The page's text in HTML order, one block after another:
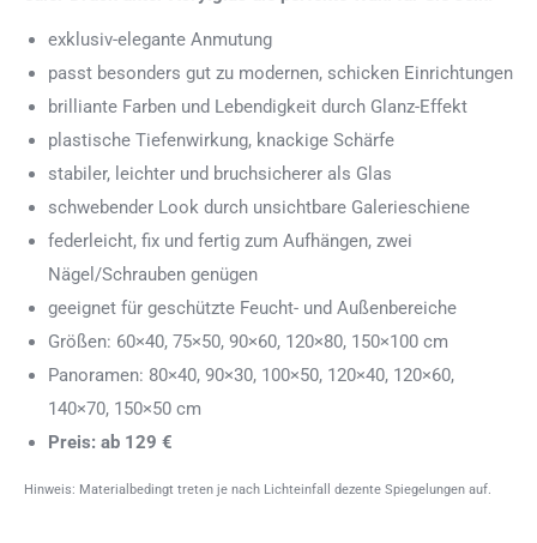
exklusiv-elegante Anmutung
passt besonders gut zu modernen, schicken Einrichtungen
brilliante Farben und Lebendigkeit durch Glanz-Effekt
plastische Tiefenwirkung, knackige Schärfe
stabiler, leichter und bruchsicherer als Glas
schwebender Look durch unsichtbare Galerieschiene
federleicht, fix und fertig zum Aufhängen, zwei
Nägel/Schrauben genügen
geeignet für geschützte Feucht- und Außenbereiche
Größen: 60×40, 75×50, 90×60, 120×80, 150×100 cm
Panoramen: 80×40, 90×30, 100×50, 120×40, 120×60,
140×70, 150×50 cm
Preis: ab 129 €
Hinweis: Materialbedingt treten je nach Lichteinfall dezente Spiegelungen auf.